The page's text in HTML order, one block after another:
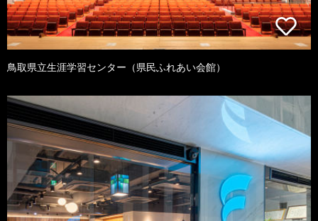
鳥取県立生涯学習センター（県民ふれあい会館）